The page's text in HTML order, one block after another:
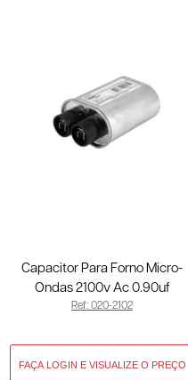
Capacitor Para Forno Micro-
Ondas 2100v Ac 0.90uf
50/60hz 3 Teminais Largo 020-
Ref: 020-2102